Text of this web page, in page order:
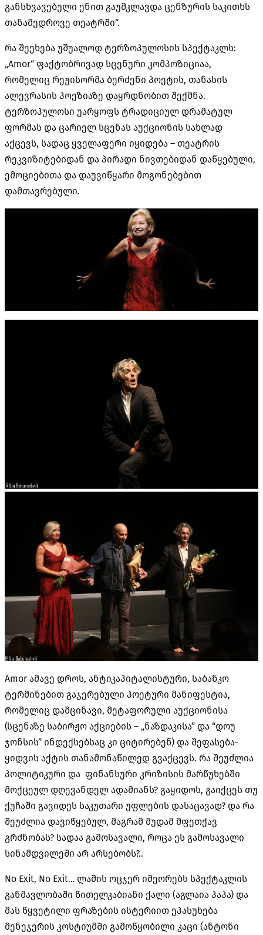
განსხვავებული ენით გაუმკლავდა ცენზურის საკითხს
თანამედროვე თეატრში“.
რა შეეხება უშუალოდ ტერზოპულოსის სპექტაკლს:
„Amor“ ფაქტობრივად სცენური კომპოზიციაა,
რომელიც რეჟისორმა ბერძენი პოეტის, თანასის
ალევრასის პოეზიაზე დაყრდნობით შექმნა.
ტერზოპულოსი უარყოფს ტრადიციულ დრამატულ
ფორმას და ცარიელ სცენას აუქციონის სახლად
აქცევს, სადაც ყველაფერი იყიდება – თეატრის
რეკვიზიტებიდან და პირადი ნივთებიდან დაწყებული,
ემოციებითა და დაუვიწყარი მოგონებებით
დამთავრებული.
Amor ამავე დროს, ანტიკაპიტალისტური, საბანკო
ტერმინებით გაჯერებული პოეტური მანიფესტია,
რომელიც დამცინავი, მეტაფორული აუქციონისა
(სცენაზე საბირჟო აქციების – „ნაზდაკისა” და “დოუ
ჯონსის” ინდექსებსაც კი ციტირებენ) და შეფასება-
ყიდვის აქტის თანამონაწილედ გვაქცევს. რა შეუძლია
პოლიტიკური და ფინანსური კრიზისის მარწუხებში
მოქცეულ დღევანდელ ადამიანს? გაყიდოს, გაიქცეს თუ
ქუჩაში გავიდეს საკუთარი უფლების დასაცავად? და რა
შეუძლია დავიწყებულ, მაგრამ მუდამ მფეთქავ
გრძნობას? სადაა გამოსავალი, როცა ეს გამოსავალი
სინამდვილეში არ არსებობს?..
No Exit, No Exit… ლამის ოცჯერ იმეორებს სპექტაკლის
განმავლობაში წითელკაბიანი ქალი (აგლაია პაპა) და
მას წყვეტილი ფრაზების ისტერიით ეპასუხება
მენეჯერის კოსტიუმში გამოწყობილი კაცი (ანტონი